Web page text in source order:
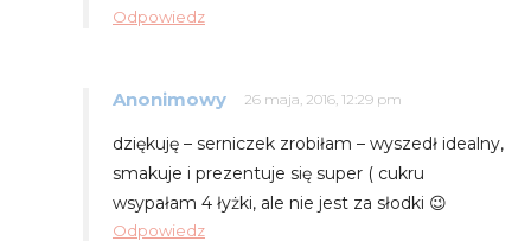
Odpowiedz
Anonimowy 26 maja, 2016, 12:29 pm
dziękuję – serniczek zrobiłam – wyszedł idealny,
smakuje i prezentuje się super ( cukru
wsypałam 4 łyżki, ale nie jest za słodki 😉
Odpowiedz